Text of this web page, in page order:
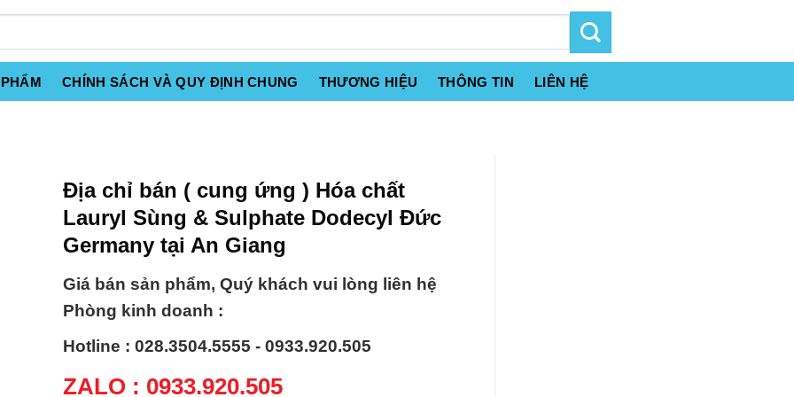
CHÍNH SÁCH VÀ QUY ĐỊNH CHUNG THƯƠNG HIỆU THÔNG TIN LIÊN HỆ
Địa chỉ bán ( cung ứng ) Hóa chất
Lauryl Sùng & Sulphate Dodecyl Đức
Germany tại An Giang
Giá bán sản phẩm, Quý khách vui lòng liên hệ
Phòng kinh doanh :
Hotline : 028.3504.5555 - 0933.920.505
ZALO : 0933.920.505